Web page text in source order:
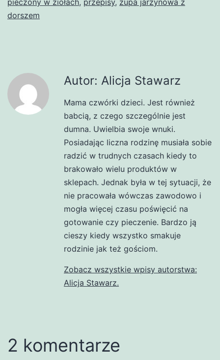
dorszem
Autor: Alicja Stawarz
Mama czwórki dzieci. Jest również
babcią, z czego szczególnie jest
dumna. Uwielbia swoje wnuki.
Posiadając liczna rodzinę musiała sobie
radzić w trudnych czasach kiedy to
brakowało wielu produktów w
sklepach. Jednak była w tej sytuacji, że
nie pracowała wówczas zawodowo i
mogła więcej czasu poświęcić na
gotowanie czy pieczenie. Bardzo ją
cieszy kiedy wszystko smakuje
rodzinie jak też gościom.
Zobacz wszystkie wpisy autorstwa:
Alicja Stawarz.
2 komentarze